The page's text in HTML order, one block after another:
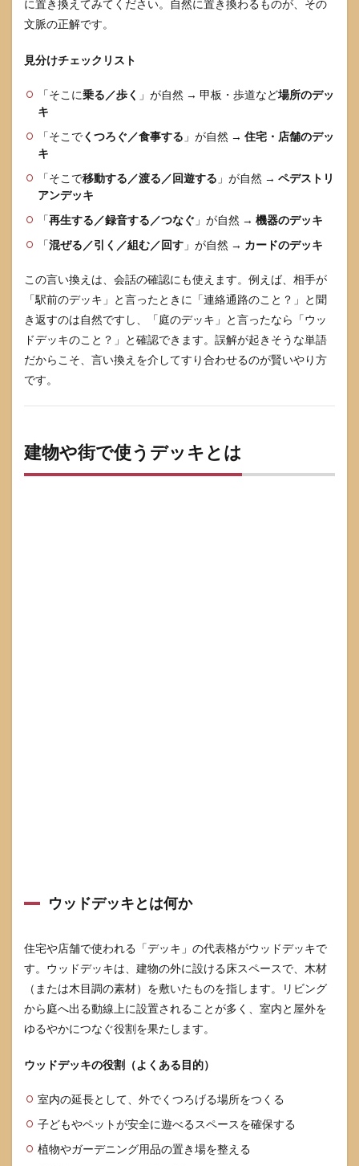
に置き換えてみてください。自然に置き換わるものが、その
文脈の正解です。
見分けチェックリスト
「そこに乗る／歩く 」が自然 → 甲板・歩道など場所のデッ
キ
「そこでくつろぐ／食事する 」が自然 → 住宅・店舗のデッ
キ
「そこで移動する／渡る／回遊する 」が自然 → ペデストリ
アンデッキ
「再生する／録音する／つなぐ 」が自然 → 機器のデッキ
「混ぜる／引く／組む／回す 」が自然 → カードのデッキ
この言い換えは、会話の確認にも使えます。例えば、相手が
「駅前のデッキ」と言ったときに「連絡通路のこと？」と聞
き返すのは自然ですし、「庭のデッキ」と言ったなら「ウッ
ドデッキのこと？」と確認できます。誤解が起きそうな単語
だからこそ、言い換えを介してすり合わせるのが賢いやり方
です。
建物や街で使うデッキとは
ウッドデッキとは何か
住宅や店舗で使われる「デッキ」の代表格がウッドデッキで
す。ウッドデッキは、建物の外に設ける床スペースで、木材
（または木目調の素材）を敷いたものを指します。リビング
から庭へ出る動線上に設置されることが多く、室内と屋外を
ゆるやかにつなぐ役割を果たします。
ウッドデッキの役割（よくある目的）
室内の延長として、外でくつろげる場所をつくる
子どもやペットが安全に遊べるスペースを確保する
植物やガーデニング用品の置き場を整える